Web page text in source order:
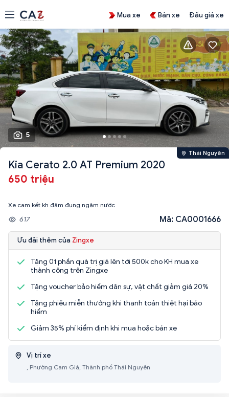
Mua xe Bán xe Đấu giá xe
5
Thái Nguyên
Kia Cerato 2.0 AT Premium 2020
650 triệu
Xe cam kết kh đâm đụng ngậm nước
617 Mã: CA0001666
Ưu đãi thêm của Zingxe
Tặng 01 phần quà trị giá lên tới 500k cho KH mua xe
thành công trên Zingxe
Tặng voucher bảo hiểm dân sự, vật chất giảm giá 20%
Tặng phiếu miễn thưởng khi thanh toán thiệt hại bảo
hiểm
Giảm 35% phí kiểm định khi mua hoặc bán xe
Vị trí xe
, Phường Cam Giá, Thành phố Thái Nguyên